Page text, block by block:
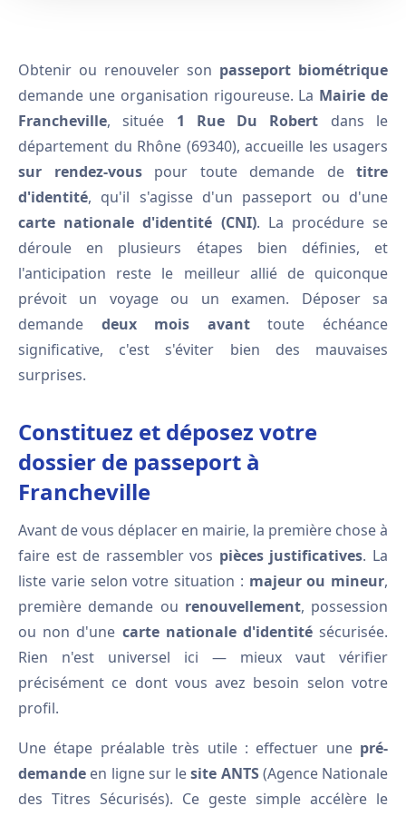
Obtenir ou renouveler son passeport biométrique
demande une organisation rigoureuse. La Mairie de
Francheville, située 1 Rue Du Robert dans le
département du Rhône (69340), accueille les usagers
sur rendez-vouspour toute demande de titre
d'identité, qu'il s'agisse d'un passeport ou d'une
carte nationale d'identité (CNI). La procédure se
déroule en plusieurs étapes bien définies, et
l'anticipation reste le meilleur allié de quiconque
prévoit un voyage ou un examen. Déposer sa
demande deux mois avanttoute échéance
significative, c'est s'éviter bien des mauvaises
surprises.
Constituez et déposez votre
dossier de passeport à
Francheville
Avant de vous déplacer en mairie, la première chose à
faire est de rassembler vos pièces justificatives. La
liste varie selon votre situation : majeur ou mineur,
première demande ou renouvellement, possession
ou non d'une carte nationale d'identitésécurisée.
Rien n'est universel ici — mieux vaut vérifier
précisément ce dont vous avez besoin selon votre
profil.
Une étape préalable très utile : effectuer une pré-
demande en ligne sur lesite ANTS(Agence Nationale
des Titres Sécurisés). Ce geste simple accélère le